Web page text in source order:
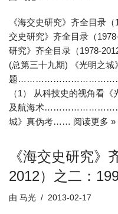
《海交史研究》齐全目录
交史研究》齐全目录（
研究》齐全目录（1978-
(总第三十九期) 《光明之城
题
（1） 从科技史的视角看
及航海术
城》真伪考…… 阅读更多 »
《海交史研究》
2012）之二：
由 马光 2013-02-17